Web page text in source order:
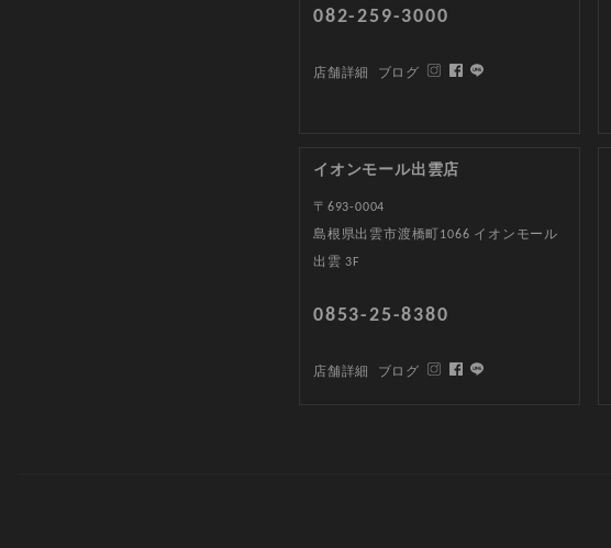
082-259-3000
店舗詳細 ブログ
イオンモール出雲店
〒693-0004
島根県出雲市渡橋町1066 イオンモール
出雲 3F
0853-25-8380
店舗詳細 ブログ